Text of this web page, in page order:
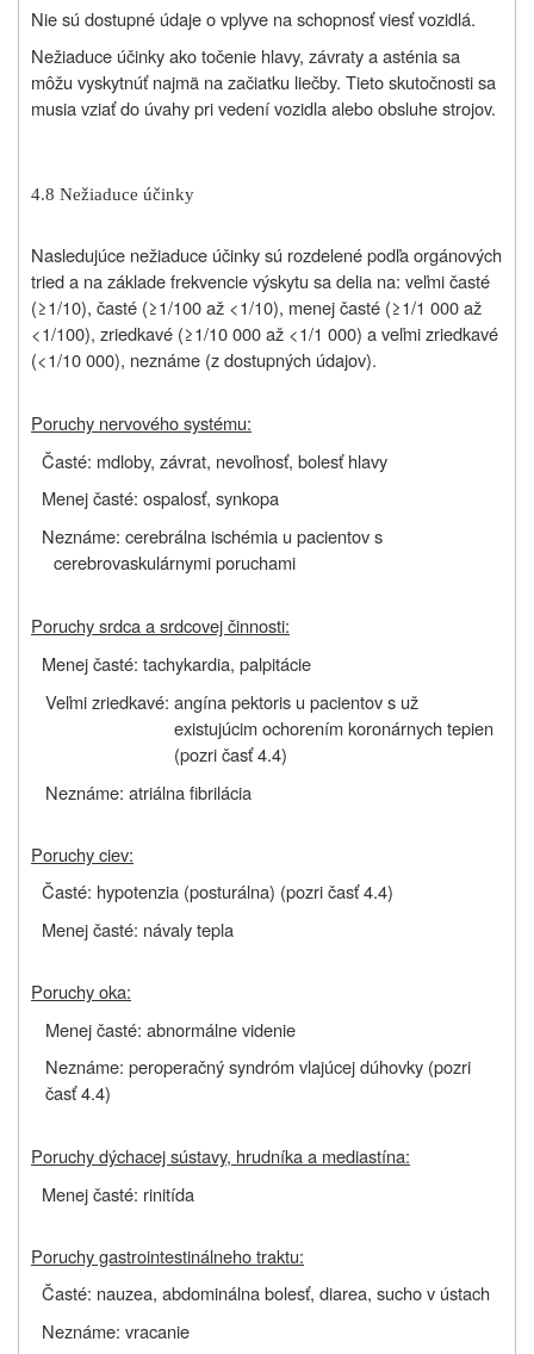
Nie sú dostupné údaje o vplyve na schopnosť viesť vozidlá.
Nežiaduce účinky ako točenie hlavy, závraty a asténia sa
môžu vyskytnúť najmä na začiatku liečby. Tieto skutočnosti sa
musia vziať do úvahy pri vedení vozidla alebo obsluhe strojov.
4.8 Nežiaduce účinky
Nasledujúce nežiaduce účinky sú rozdelené podľa orgánových
tried a na základe frekvencie výskytu sa delia na: veľmi časté
(≥1/10), časté (≥1/100 až <1/10), menej časté (≥1/1 000 až
<1/100), zriedkavé (≥1/10 000 až <1/1 000) a veľmi zriedkavé
(<1/10 000), neznáme (z dostupných údajov).
Poruchy nervového systému:
Časté: mdloby, závrat, nevoľnosť, bolesť hlavy
Menej časté: ospalosť, synkopa
Neznáme: cerebrálna ischémia u pacientov s
cerebrovaskulárnymi poruchami
Poruchy srdca a srdcovej činnosti:
Menej časté: tachykardia, palpitácie
Veľmi zriedkavé: angína pektoris u pacientov s už
existujúcim ochorením koronárnych tepien
(pozri časť 4.4)
Neznáme: atriálna fibrilácia
Poruchy ciev:
Časté: hypotenzia (posturálna) (pozri časť 4.4)
Menej časté: návaly tepla
Poruchy oka:
Menej časté: abnormálne videnie
Neznáme: peroperačný syndróm vlajúcej dúhovky (pozri
časť 4.4)
Poruchy dýchacej sústavy, hrudníka a mediastína:
Menej časté: rinitída
Poruchy gastrointestinálneho traktu:
Časté: nauzea, abdominálna bolesť, diarea, sucho v ústach
Neznáme: vracanie